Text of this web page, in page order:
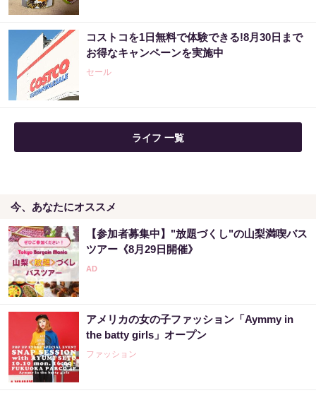
金運下げるの絶対やめて！9割が知らない“貯
金術”
PR（合同会社デジタルファーム ）
コストコを1日無料で体験できる!8月30日まで
お得なキャンペーンを実施中
セール
ライフ 一覧
今、あなたにオススメ
【参加者募集中】"放題づくし"の山梨満喫バス
ツアー《8月29日開催》
アメリカの女の子ファッション「Aymmy in
the batty girls」オープン
ファッション